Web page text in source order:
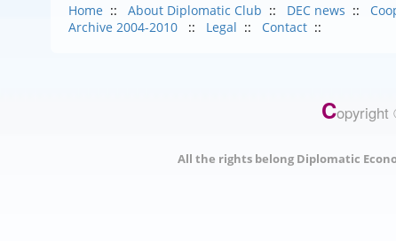
Home :: About Diplomatic Club :: DEC news ::
Archive 2004-2010
:: Legal :: Contact ::
Copyright
All the rights belong Diplomatic